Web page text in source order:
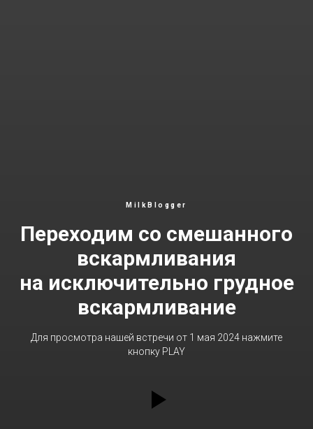
MilkBlogger
Переходим со смешанного
вскармливания
на исключительно грудное
вскармливание
Для просмотра нашей встречи от 1 мая 2024 нажмите
кнопку PLAY